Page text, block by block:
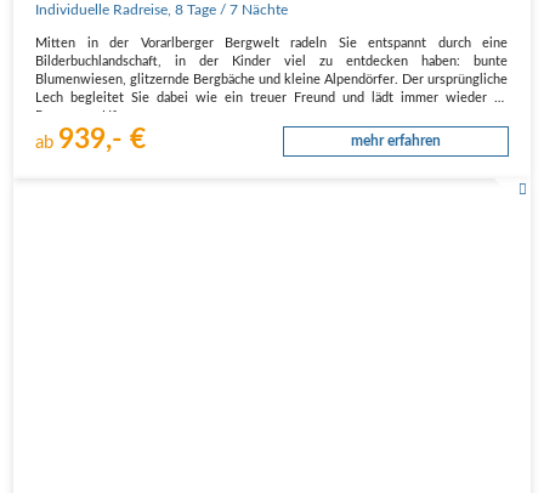
Individuelle Radreise ,8 Tage / 7 Nächte
Mitten in der Vorarlberger Bergwelt radeln Sie entspannt durch eine
Bilderbuchlandschaft, in der Kinder viel zu entdecken haben: bunte
Blumenwiesen, glitzernde Bergbäche und kleine Alpendörfer. Der ursprüngliche
Lech begleitet Sie dabei wie ein treuer Freund und lädt immer wieder zu
ab 939,- € mehr erfahren